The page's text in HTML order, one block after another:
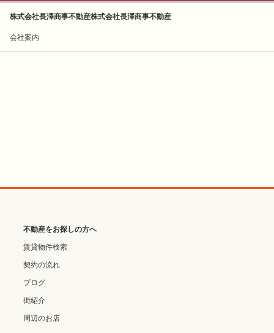
株式会社長澤商事不動産株式会社長澤商事不動産
会社案内
不動産をお探しの方へ
賃貸物件検索
契約の流れ
ブログ
街紹介
周辺のお店